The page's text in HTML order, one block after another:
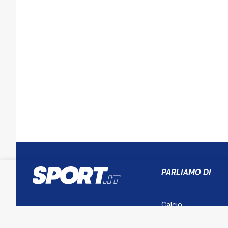
PARLIAMO DI
Calcio